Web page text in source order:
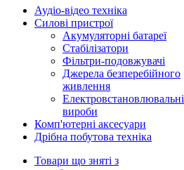
Аудіо-відео техніка
Силові пристрої
Акумуляторні батареї
Стабілізатори
Фільтри-подовжувачі
Джерела безперебійного
живлення
Електровстановлювальні
вироби
Комп'ютерні аксесуари
Дрібна побутова техніка
Товари що зняті з